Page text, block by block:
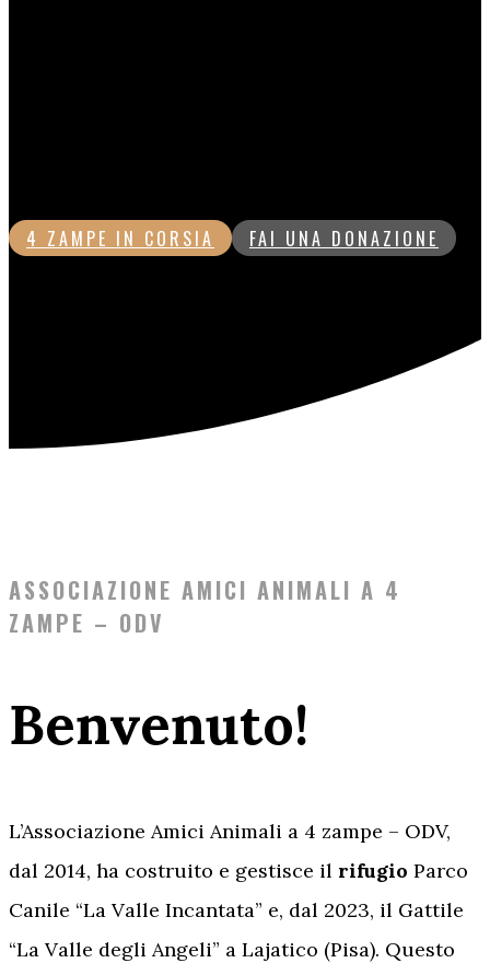
4 ZAMPE IN CORSIA FAI UNA DONAZIONE
ASSOCIAZIONE AMICI ANIMALI A 4
ZAMPE – ODV
Benvenuto!
L’Associazione Amici Animali a 4 zampe – ODV,
dal 2014, ha costruito e gestisce il rifugio Parco
Canile “La Valle Incantata” e, dal 2023, il Gattile
“La Valle degli Angeli” a Lajatico (Pisa). Questo